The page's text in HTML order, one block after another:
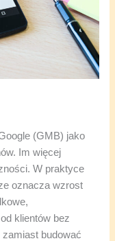
(GMB) jako
Im więcej
W praktyce
oznacza wzrost
klientów bez
budować